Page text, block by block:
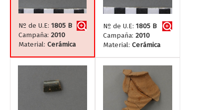
Nº de U.E: 1805 B
Campaña: 2010
Material: Cerámica
Nº de U.E: 1805 B
Campaña: 2010
Material: Cerámica